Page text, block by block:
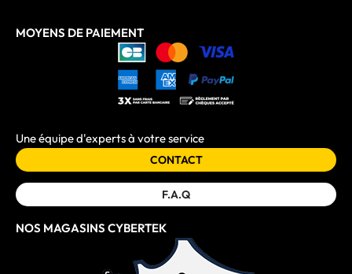
MOYENS DE PAIEMENT
Une équipe d'experts à votre service
CONTACT
F.A.Q
NOS MAGASINS CYBERTEK